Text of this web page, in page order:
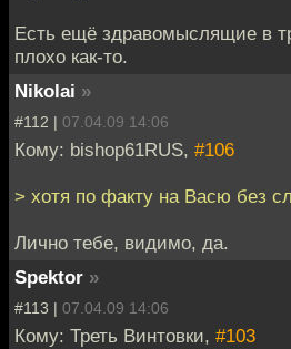
Есть ещё здравомыслящие в
плохо как-то.
Nikolai »
#112 | 07.04.09 14:06
Кому: bishop61RUS, #106
> хотя по факту на Васю без
Лично тебе, видимо, да.
Spektor »
#113 | 07.04.09 14:06
Кому: Треть Винтовки, #103